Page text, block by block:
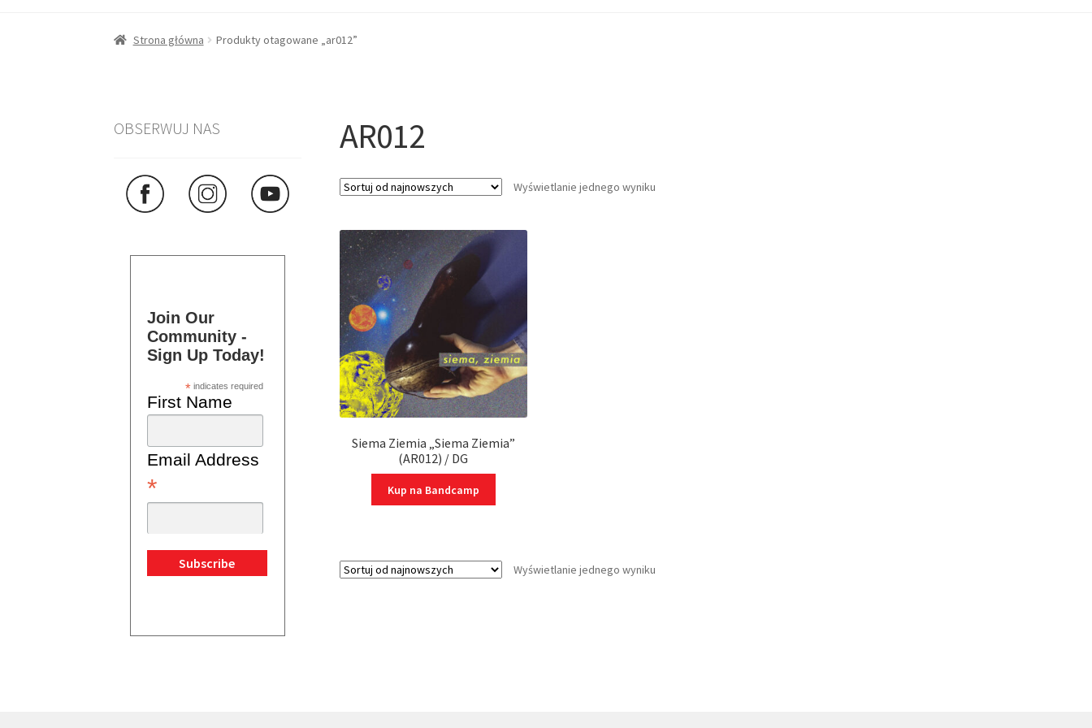
Strona główna Produkty otagowane „ar012”
AR012
Wyświetlanie jednego wyniku
Siema Ziemia „Siema Ziemia”
(AR012) / DG
Kup na Bandcamp
Wyświetlanie jednego wyniku
OBSERWUJ NAS
Join Our
Community -
Sign Up Today!
* indicates required
First Name
Email Address
*